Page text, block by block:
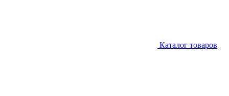
Каталог товаров